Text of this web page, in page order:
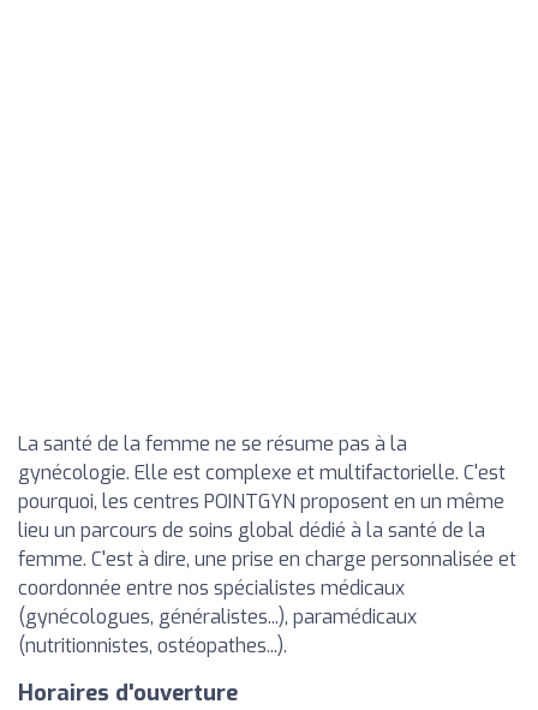
La santé de la femme ne se résume pas à la
gynécologie. Elle est complexe et multifactorielle. C'est
pourquoi, les centres POINTGYN proposent en un même
lieu un parcours de soins global dédié à la santé de la
femme. C'est à dire, une prise en charge personnalisée et
coordonnée entre nos spécialistes médicaux
(gynécologues, généralistes...), paramédicaux
(nutritionnistes, ostéopathes...).
Horaires d'ouverture